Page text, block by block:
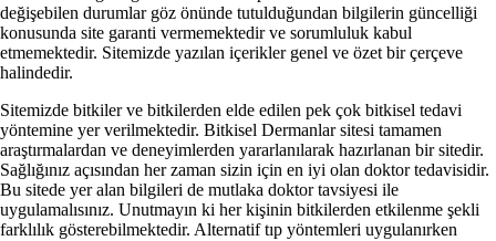
değişebilen durumlar göz önünde tutulduğundan bilgilerin güncelliği
konusunda site garanti vermemektedir ve sorumluluk kabul
etmemektedir. Sitemizde yazılan içerikler genel ve özet bir çerçeve
halindedir.
Sitemizde bitkiler ve bitkilerden elde edilen pek çok bitkisel tedavi
yöntemine yer verilmektedir. Bitkisel Dermanlar sitesi tamamen
araştırmalardan ve deneyimlerden yararlanılarak hazırlanan bir sitedir.
Sağlığınız açısından her zaman sizin için en iyi olan doktor tedavisidir.
Bu sitede yer alan bilgileri de mutlaka doktor tavsiyesi ile
uygulamalısınız. Unutmayın ki her kişinin bitkilerden etkilenme şekli
farklılık gösterebilmektedir. Alternatif tıp yöntemleri uygulanırken